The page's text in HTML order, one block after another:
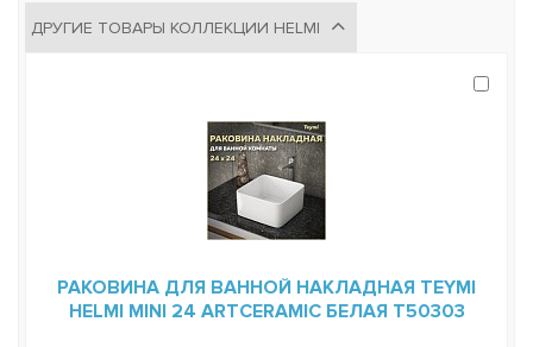
ДРУГИЕ ТОВАРЫ КОЛЛЕКЦИИ HELMI
РАКОВИНА ДЛЯ ВАННОЙ НАКЛАДНАЯ TEYMI
HELMI MINI 24 ARTCERAMIC БЕЛАЯ T50303